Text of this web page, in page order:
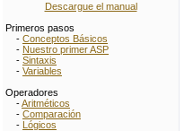
Descargue el manual
Primeros pasos
- Conceptos Básicos
- Nuestro primer ASP
- Sintaxis
- Variables
Operadores
-Aritméticos
- Comparación
- Lógicos